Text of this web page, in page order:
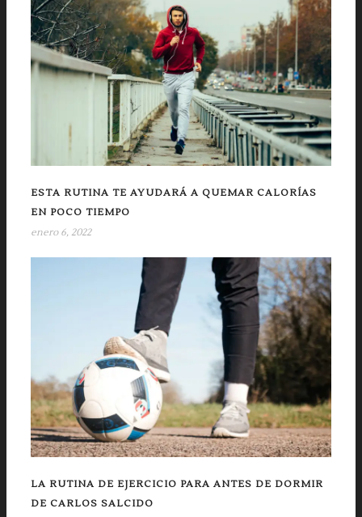
ESTA RUTINA TE AYUDARÁ A QUEMAR CALORÍAS
EN POCO TIEMPO
enero 6, 2022
LA RUTINA DE EJERCICIO PARA ANTES DE DORMIR
DE CARLOS SALCIDO